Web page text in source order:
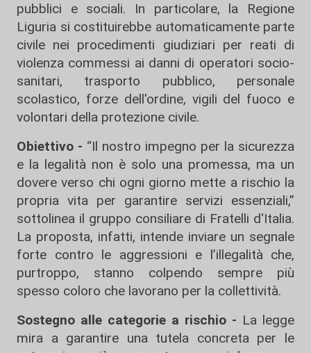
pubblici e sociali. In particolare, la Regione
Liguria si costituirebbe automaticamente parte
civile nei procedimenti giudiziari per reati di
violenza commessi ai danni di operatori socio-
sanitari, trasporto pubblico, personale
scolastico, forze dell'ordine, vigili del fuoco e
volontari della protezione civile.
Obiettivo - “Il nostro impegno per la sicurezza
e la legalità non è solo una promessa, ma un
dovere verso chi ogni giorno mette a rischio la
propria vita per garantire servizi essenziali,”
sottolinea il gruppo consiliare di Fratelli d'Italia.
La proposta, infatti, intende inviare un segnale
forte contro le aggressioni e l’illegalità che,
purtroppo, stanno colpendo sempre più
spesso coloro che lavorano per la collettività.
Sostegno alle categorie a rischio - La legge
mira a garantire una tutela concreta per le